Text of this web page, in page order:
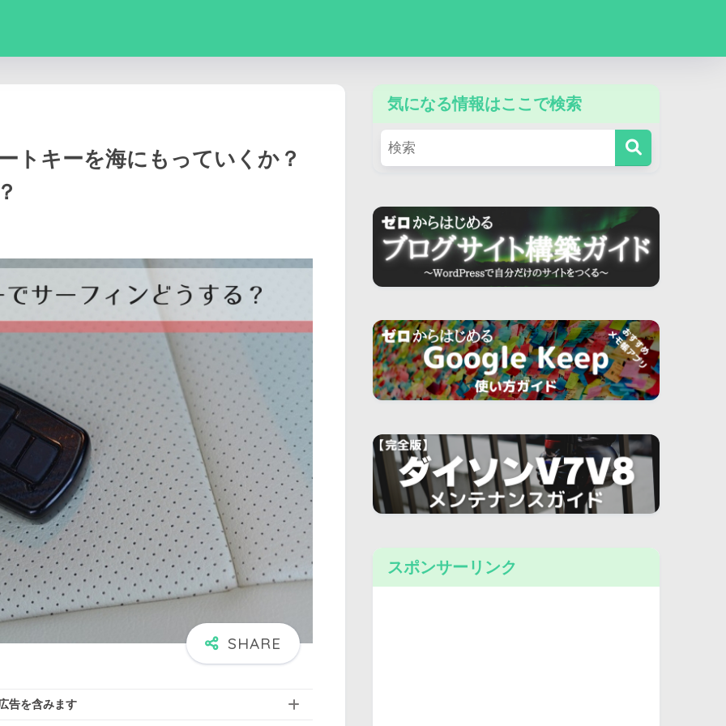
トキーを海にもっていくか？
告を含みます
気になる情報はここで検索
スポンサーリンク